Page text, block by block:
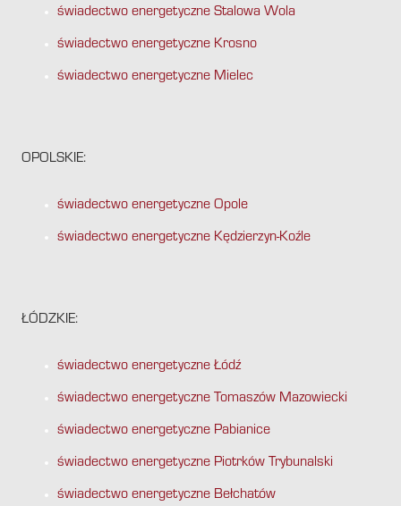
świadectwo energetyczne Stalowa Wola
świadectwo energetyczne Krosno
świadectwo energetyczne Mielec
OPOLSKIE:
świadectwo energetyczne Opole
świadectwo energetyczne Kędzierzyn-Koźle
ŁÓDZKIE:
świadectwo energetyczne Łódź
świadectwo energetyczne Tomaszów Mazowiecki
świadectwo energetyczne Pabianice
świadectwo energetyczne Piotrków Trybunalski
świadectwo energetyczne Bełchatów